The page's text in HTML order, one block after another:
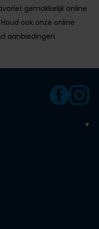
gemakkelijk online
ook onze online
aanbiedingen.